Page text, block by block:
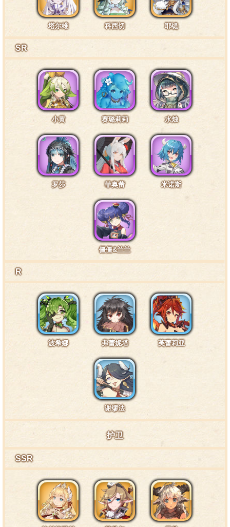
互动台词6·通常8
总感觉剧团里有着一股令人生厌的味道，嗯，但愿是
我的错觉吧。
特训1阶段台词1·头部2
帽子？呼呵呵呵……团长感兴趣的，究竟是帽子，还
是我呢？
特训1阶段台词2·尾巴2
难以置信……居然又犯了相同的错误，难道说团长是
学不会教训的魔物吗？
特训1阶段台词3·武器2
团长，给你个忠告吧，不要离我这么近哦。否则……
无论是肉体还是精神都会受伤的。
特训1阶段台词4·通常2
孤独？只有弱者才会孤独，本小姐还肩负着更伟大的
团长你有听说过毛丝鼠商会吗？没有？嗯……你没听
特训4阶段台词1·头部3
塔尔维 科西切 耶缇
SR
小黄 赛璐莉莉 水烛
罗莎 菲奥蕾 米诺斯
僵僵&兰兰
R
波希娜 弗蕾妮塔 芙蕾莉亚
谢缪法
护卫
SSR